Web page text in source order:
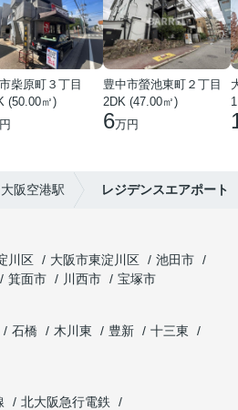
柴原町３丁目
(50.00㎡)
豊中市螢池東町２丁目
2DK (47.00㎡)
6万円
大阪空港駅 レジデンスエアポート
川区 大阪市東淀川区
池田市
箕面市 川西市
宝塚市
石橋 木川東 豊新
十三東
北大阪急行電鉄